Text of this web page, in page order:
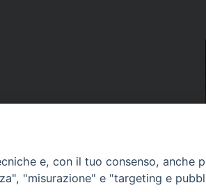
e, con il tuo consenso, anche
"misurazione" e "targeting e